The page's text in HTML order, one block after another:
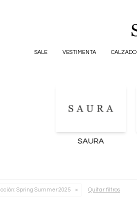
SALE VESTIMENTA CALZADO
SAURA
Spring Summer 2025 Quitar filtros